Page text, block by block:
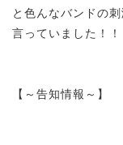
と色んなバンドの
言っていました！！
【～告知情報～】